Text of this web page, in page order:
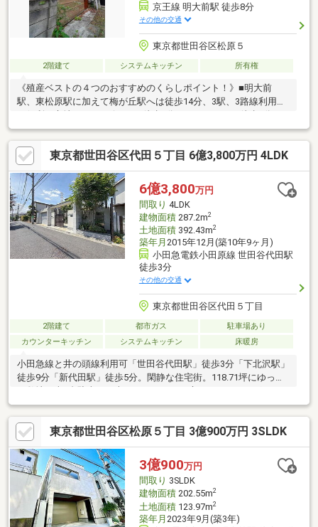
京王線 明大前駅 徒歩8分
その他の交通
東京都世田谷区松原５
2階建て システムキッチン 所有権
《殖産ベストの４つのおすすめのくらしポイント！》■明大前
駅、東松原駅に加えて梅が丘駅へは徒歩14分、3駅、3路線利用可
日々のお買い物も楽々です！■2020年にフルリノベーション済、
室内綺麗！■現在空室ですのでゆっくり見学出来ます！▼地域に
根づいて30年の実績▼城西エリアを中心に限定されたエリアで営
業してきました。紹介する物件以上に、これからお住いになる地
域の、メリットだけでなくデメリットも同時にお伝え致します。
まずは資金計画のご相談、不動産のご購入に対して、ご不安な方
はお気軽にお問い合わせくださいませ。
東京都世田谷区代田５丁目 6億3,800万円 4LDK
6億3,800万円
間取り 4LDK
建物面積287.2m2
土地面積392.43m2
築年月 2015年12月(築10年9ヶ月)
小田急電鉄小田原線 世田谷代田駅
徒歩3分
その他の交通
東京都世田谷区代田５丁目
2階建て 都市ガス
駐車場あり
カウンターキッチン
システムキッチン 床暖房
小田急線と井の頭線利用可「世田谷代田駅」徒歩3分「下北沢駅」
徒歩9分「新代田駅」徒歩5分。閑静な住宅街。118.71坪にゆった
大和ハウス施工
東京都世田谷区松原５丁目 3億900万円 3SLDK
3億900万円
間取り 3SLDK
建物面積202.55m2
土地面積123.97m2
築年月 2023年9月(築3年)